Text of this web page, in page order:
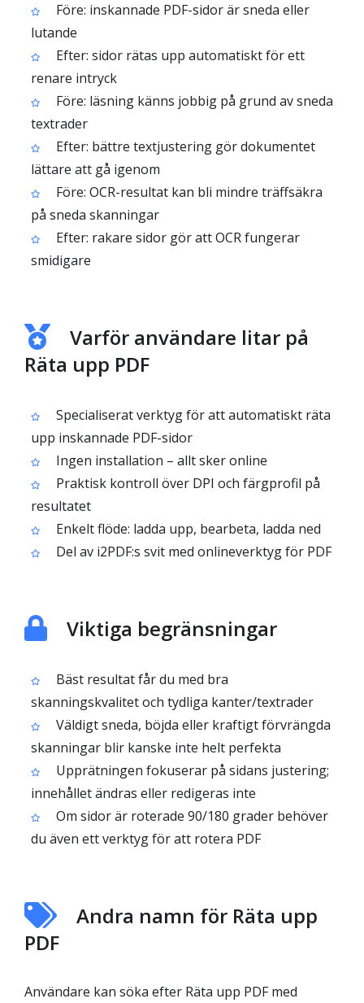
Före: inskannade PDF-sidor är sneda eller
lutande
Efter: sidor rätas upp automatiskt för ett
renare intryck
Före: läsning känns jobbig på grund av sneda
textrader
Efter: bättre textjustering gör dokumentet
lättare att gå igenom
Före: OCR-resultat kan bli mindre träffsäkra
på sneda skanningar
Efter: rakare sidor gör att OCR fungerar
smidigare
Varför användare litar på
Räta upp PDF
Specialiserat verktyg för att automatiskt räta
upp inskannade PDF-sidor
Ingen installation – allt sker online
Praktisk kontroll över DPI och färgprofil på
resultatet
Enkelt flöde: ladda upp, bearbeta, ladda ned
Del av i2PDF:s svit med onlineverktyg för PDF
Viktiga begränsningar
Bäst resultat får du med bra
skanningskvalitet och tydliga kanter/textrader
Väldigt sneda, böjda eller kraftigt förvrängda
skanningar blir kanske inte helt perfekta
Upprätningen fokuserar på sidans justering;
innehållet ändras eller redigeras inte
Om sidor är roterade 90/180 grader behöver
du även ett verktyg för att rotera PDF
Andra namn för Räta upp
PDF
Användare kan söka efter Räta upp PDF med